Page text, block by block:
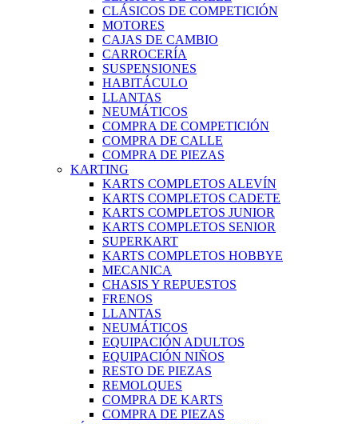
CLÁSICOS DE COMPETICIÓN
MOTORES
CAJAS DE CAMBIO
CARROCERÍA
SUSPENSIONES
HABITÁCULO
LLANTAS
NEUMÁTICOS
COMPRA DE COMPETICIÓN
COMPRA DE CALLE
COMPRA DE PIEZAS
KARTING
KARTS COMPLETOS ALEVÍN
KARTS COMPLETOS CADETE
KARTS COMPLETOS JUNIOR
KARTS COMPLETOS SENIOR
SUPERKART
KARTS COMPLETOS HOBBYE
MECANICA
CHASIS Y REPUESTOS
FRENOS
LLANTAS
NEUMÁTICOS
EQUIPACIÓN ADULTOS
EQUIPACIÓN NIÑOS
RESTO DE PIEZAS
REMOLQUES
COMPRA DE KARTS
COMPRA DE PIEZAS